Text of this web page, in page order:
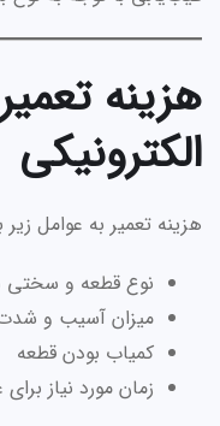
هزینه
الکترونیکی
هزینه تعمیر به عوامل
نوع قطعه و سختی
میزان آسیب و
کمیاب بودن قطعه
زمان مورد نیاز